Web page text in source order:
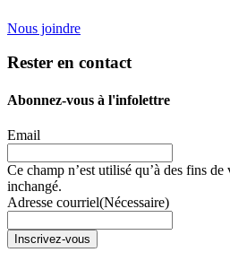
Nous joindre
Rester en contact
Abonnez-vous à l'infolettre
Email
Ce champ n’est utilisé qu’à des fins
inchangé.
Adresse courriel(Nécessaire)
Inscrivez-vous